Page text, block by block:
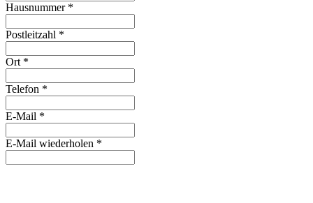
Hausnummer *
Postleitzahl *
Ort *
Telefon *
E-Mail *
E-Mail wiederholen *